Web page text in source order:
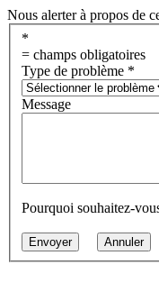
Nous alerter à propos de
*
= champs obligatoires
Type de problème *
Message
Pourquoi souhaitez-